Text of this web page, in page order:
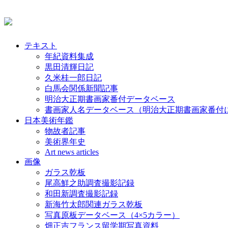
テキスト
年紀資料集成
黒田清輝日記
久米桂一郎日記
白馬会関係新聞記事
明治大正期書画家番付データベース
書画家人名データベース（明治大正期書画家番付
日本美術年鑑
物故者記事
美術界年史
Art news articles
画像
ガラス乾板
尾高鮮之助調査撮影記録
和田新調査撮影記録
新海竹太郎関連ガラス乾板
写真原板データベース（4×5カラー）
畑正吉フランス留学期写真資料